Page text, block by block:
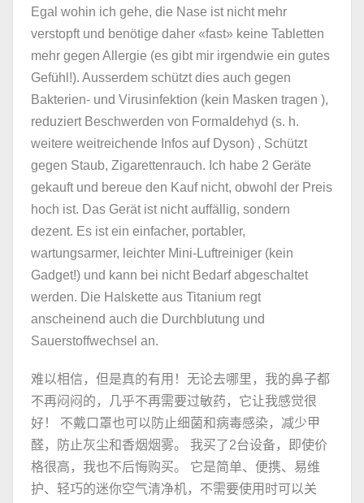
Egal wohin ich gehe, die Nase ist nicht mehr
verstopft und benötige daher «fast» keine Tabletten
mehr gegen Allergie (es gibt mir irgendwie ein gutes
Gefühl!). Ausserdem schützt dies auch gegen
Bakterien- und Virusinfektion (kein Masken tragen ),
reduziert Beschwerden von Formaldehyd (s. h.
weitere weitreichende Infos auf Dyson) , Schützt
gegen Staub, Zigarettenrauch. Ich habe 2 Geräte
gekauft und bereue den Kauf nicht, obwohl der Preis
hoch ist. Das Gerät ist nicht auffällig, sondern
dezent. Es ist ein einfacher, portabler,
wartungsarmer, leichter Mini-Luftreiniger (kein
Gadget!) und kann bei nicht Bedarf abgeschaltet
werden. Die Halskette aus Titanium regt
anscheinend auch die Durchblutung und
Sauerstoffwechsel an.
难以相信，但是真的有用！无论去哪里，我的鼻子都
不再闷闷的，几乎不再需要过敏药，它让我感觉很
好！ 不戴口罩也可以防止细菌和病毒感染，减少甲
醛，防止灰尘和香烟烟雾。 我买了2台设备，即使价
格很高，我也不后悔购买。 它是简单、便携、易维
护、轻巧的迷你空气清净机，不需要使用时可以关